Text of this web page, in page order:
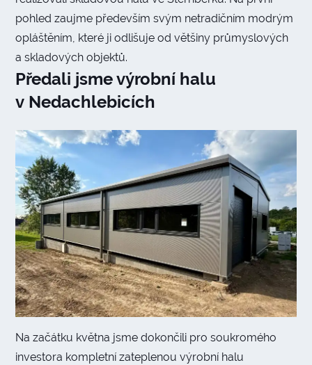
pohled zaujme především svým netradičním modrým
opláštěním, které ji odlišuje od většiny průmyslových
a skladových objektů.
Předali jsme výrobní halu
v Nedachlebicích
Na začátku května jsme dokončili pro soukromého
investora kompletní zateplenou výrobní halu